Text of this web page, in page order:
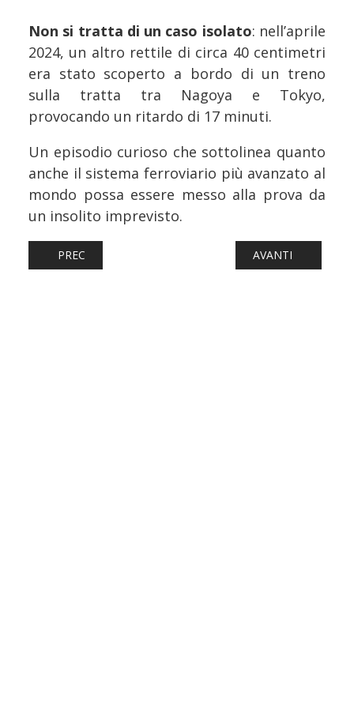
Non si tratta di un caso isolato: nell’aprile
2024, un altro rettile di circa 40 centimetri
era stato scoperto a bordo di un treno
sulla tratta tra Nagoya e Tokyo,
provocando un ritardo di 17 minuti.
Un episodio curioso che sottolinea quanto
anche il sistema ferroviario più avanzato al
mondo possa essere messo alla prova da
un insolito imprevisto.
ARTICOLO PRECEDENTE: FERROVIE: TOSCANA, IN
PREC ARTICOLO
AVANTI